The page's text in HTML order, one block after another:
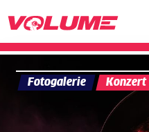
Fotogalerie Konzert